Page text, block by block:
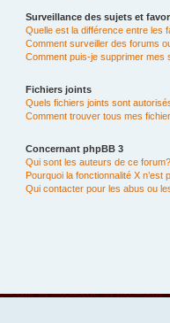
Surveillance des sujets et
Quelle est la différence entre les
Comment surveiller des forums
Comment puis-je supprimer mes
Fichiers joints
Quels fichiers joints sont
Comment trouver tous mes
Concernant phpBB 3
Qui sont les auteurs de ce forum?
Pourquoi la fonctionnalité X n’est
Qui contacter pour les abus ou